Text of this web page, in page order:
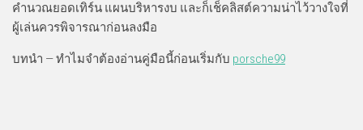
คำนวณยอดเทิร์น แผนบริหารงบ และก็เช็คลิสต์ความน่าไว้วางใจที่
ผู้เล่นควรพิจารณาก่อนลงมือ
บทนำ — ทำไมจำต้องอ่านคู่มือนี้ก่อนเริ่มกับ porsche99